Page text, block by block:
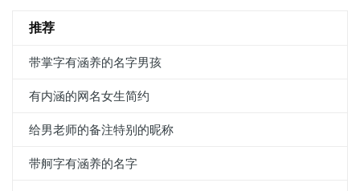
推荐
带掌字有涵养的名字男孩
有内涵的网名女生简约
给男老师的备注特别的昵称
带舸字有涵养的名字